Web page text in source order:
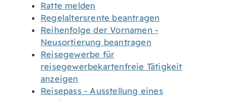
Ratte melden
Regelaltersrente beantragen
Reihenfolge der Vornamen -
Neusortierung beantragen
Reisegewerbe für
reisegewerbekartenfreie Tätigkeit
anzeigen
Reisepass - Ausstellung eines